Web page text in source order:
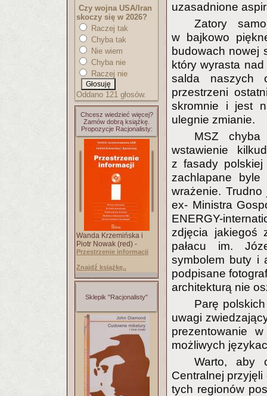
Czy wojna USA/Iran
skoczy się w 2026?
Raczej tak
Chyba tak
Nie wiem
Chyba nie
Raczej nie
Oddano 121 głosów.
Chcesz wiedzieć więcej?
Zamów dobrą książkę.
Propozycje Racjonalisty:
Wanda Krzemińska i
Piotr Nowak (red) -
Przestrzenie informacji
Znajdź książkę..
Sklepik "Racjonalisty"
uzasadnione
Zatory
w bajkowo
budowach nowej
który wyrasta
salda naszych
przestrzeni
skromnie i jest
ulegnie zmianie.
MSZ chyba
wstawienie
z fasady
zachlapane
wrażenie.
ex- Ministra
ENERGY-
zdjęcia jakiegoś
pałacu im.
symbolem buty i
podpisane
architekturą nie
Parę
uwagi
prezentowanie
możliwych
Warto, aby
Centralnej
tych regionów